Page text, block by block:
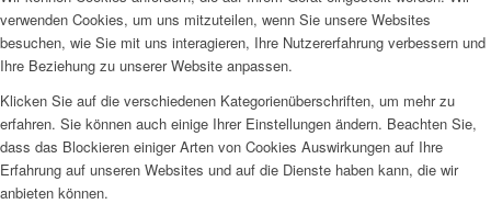
verwenden Cookies, um uns mitzuteilen, wenn Sie unsere Websites
besuchen, wie Sie mit uns interagieren, Ihre Nutzererfahrung verbessern und
Ihre Beziehung zu unserer Website anpassen.
Klicken Sie auf die verschiedenen Kategorienüberschriften, um mehr zu
erfahren. Sie können auch einige Ihrer Einstellungen ändern. Beachten Sie,
dass das Blockieren einiger Arten von Cookies Auswirkungen auf Ihre
Erfahrung auf unseren Websites und auf die Dienste haben kann, die wir
anbieten können.